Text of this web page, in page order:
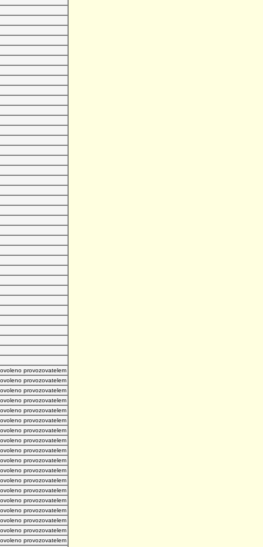
provozovatelem
provozovatelem
provozovatelem
provozovatelem
provozovatelem
provozovatelem
provozovatelem
provozovatelem
provozovatelem
provozovatelem
provozovatelem
provozovatelem
provozovatelem
provozovatelem
provozovatelem
provozovatelem
provozovatelem
provozovatelem